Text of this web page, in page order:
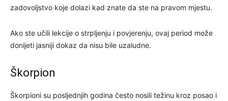
zadovoljstvo koje dolazi kad znate da ste na pravom mjestu.
Ako ste učili lekcije o strpljenju i povjerenju, ovaj period može
donijeti jasniji dokaz da nisu bile uzaludne.
Škorpion
Škorpioni su posljednjih godina često nosili težinu kroz posao i